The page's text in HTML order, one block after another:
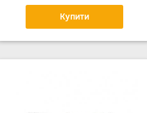
Купити